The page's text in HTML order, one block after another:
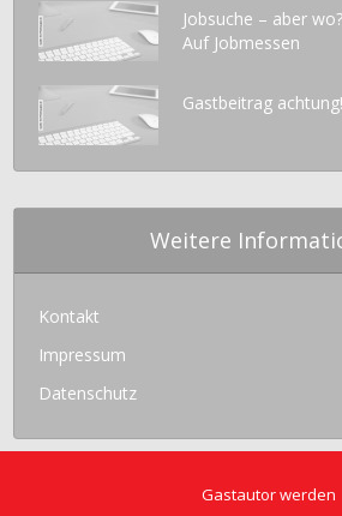
Jobsuche – aber
Auf Jobmessen
Gastbeitrag achtung!
Weitere
Kontakt
Impressum
Datenschutz
Gastautor werden